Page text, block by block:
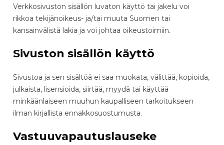
Verkkosivuston sisällön luvaton käyttö tai jakelu voi
rikkoa tekijänoikeus- ja/tai muuta Suomen tai
kansainvälistä lakia ja voi johtaa oikeustoimiin.
Sivuston sisällön käyttö
Sivustoa ja sen sisältöä ei saa muokata, välittää, kopioida,
julkaista, lisensioida, siirtää, myydä tai käyttää
minkäänlaiseen muuhun kaupalliseen tarkoitukseen
ilman kirjallista ennakkosuostumusta.
Vastuuvapautuslauseke